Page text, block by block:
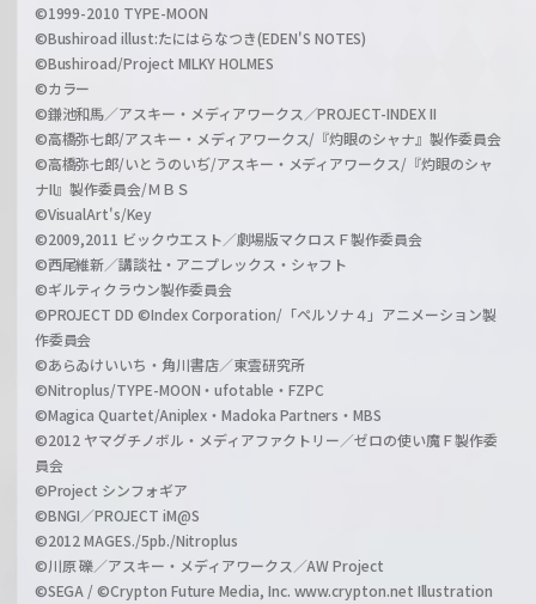
©1999-2010 TYPE-MOON
©Bushiroad illust:たにはらなつき(EDEN'S NOTES)
©Bushiroad/Project MILKY HOLMES
©カラー
©鎌池和馬／アスキー・メディアワークス／PROJECT-INDEX II
©高橋弥七郎/アスキー・メディアワークス/『灼眼のシャナ』製作委員会
©高橋弥七郎/いとうのいぢ/アスキー・メディアワークス/『灼眼のシャ
ナII』製作委員会/ＭＢＳ
©VisualArt's/Key
©2009,2011 ビックウエスト／劇場版マクロスＦ製作委員会
©西尾維新／講談社・アニプレックス・シャフト
©ギルティクラウン製作委員会
©PROJECT DD ©Index Corporation/「ペルソナ４」アニメーション製
作委員会
©あらゐけいいち・角川書店／東雲研究所
©Nitroplus/TYPE-MOON・ufotable・FZPC
©Magica Quartet/Aniplex・Madoka Partners・MBS
©2012 ヤマグチノボル・メディアファクトリー／ゼロの使い魔Ｆ製作委
員会
©Project シンフォギア
©BNGI／PROJECT iM@S
©2012 MAGES./5pb./Nitroplus
©川原 礫／アスキー・メディアワークス／AW Project
©SEGA / ©Crypton Future Media, Inc. www.crypton.net Illustration